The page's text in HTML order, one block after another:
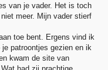
van je vader. Het is toch
meer. Mijn vader stierf
toe bent. Ergens vind ik
patroontjes gezien en ik
kwam de site van